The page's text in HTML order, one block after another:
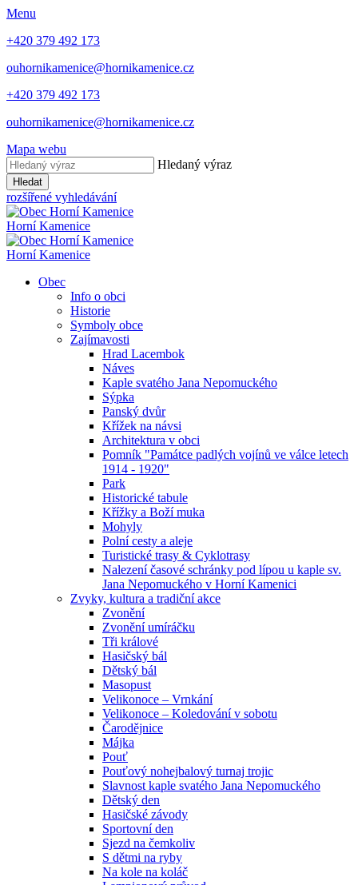
Menu
+420 379 492 173
ouhornikamenice@hornikamenice.cz
+420 379 492 173
ouhornikamenice@hornikamenice.cz
Mapa webu
Hledaný výraz
Hledat
rozšířené vyhledávání
Horní Kamenice
Horní Kamenice
Obec
Info o obci
Historie
Symboly obce
Zajímavosti
Hrad Lacembok
Náves
Kaple svatého Jana Nepomuckého
Sýpka
Panský dvůr
Křížek na návsi
Architektura v obci
Pomník "Památce padlých vojínů ve válce letech
1914 - 1920"
Park
Historické tabule
Křížky a Boží muka
Mohyly
Polní cesty a aleje
Turistické trasy & Cyklotrasy
Nalezení časové schránky pod lípou u kaple sv.
Jana Nepomuckého v Horní Kamenici
Zvyky, kultura a tradiční akce
Zvonění
Zvonění umíráčku
Tři králové
Hasičský bál
Dětský bál
Masopust
Velikonoce – Vrnkání
Velikonoce – Koledování v sobotu
Čarodějnice
Májka
Pouť
Pouťový nohejbalový turnaj trojic
Slavnost kaple svatého Jana Nepomuckého
Dětský den
Hasičské závody
Sportovní den
Sjezd na čemkoliv
S dětmi na ryby
Na kole na koláč